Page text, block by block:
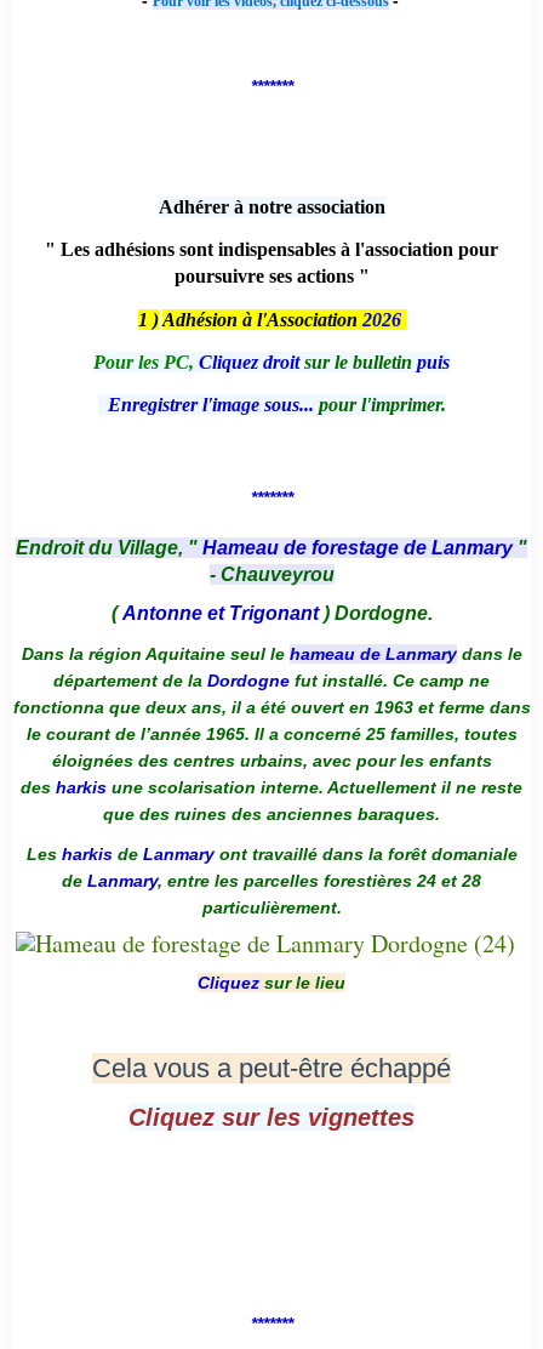
*******
Adhérer à notre association
" Les adhésions sont indispensables à l'association pour
poursuivre ses actions "
1 ) Adhésion à l'Association 2026
Pour les PC, Cliquez droitsur le bulletin puis
Enregistrer l'image sous... pour l'imprimer.
*******
Endroit du Village, " Hameau de forestage de Lanmary "
- Chauveyrou
(Antonne et Trigonant) Dordogne.
Dans la région Aquitaine seul le hameau de Lanmarydans le
département de la Dordogne fut installé. Ce camp ne
fonctionna que deux ans, il a été ouvert en 1963 et ferme dans
le courant de l’année 1965. Il a concerné 25 familles, toutes
éloignées des centres urbains, avec pour les enfants
des harkis une scolarisation interne. Actuellement il ne reste
que des ruines des anciennes baraques.
Les harkis de Lanmaryont travaillé dans la forêt domaniale
de Lanmary, entre les parcelles forestières 24 et 28
particulièrement.
Cliquez sur le lieu
Cela vous a peut-être échappé
Cliquez sur les vignettes
*******